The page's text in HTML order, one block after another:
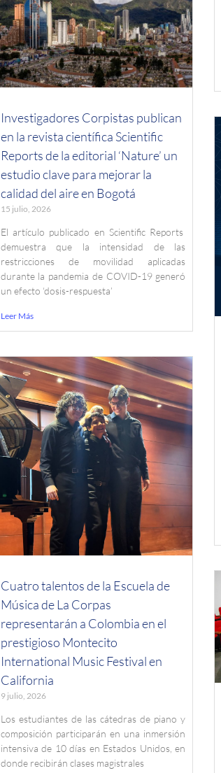
Investigadores Corpistas publican
en la revista científica Scientific
Reports de la editorial ‘Nature’ un
estudio clave para mejorar la
calidad del aire en Bogotá
15 julio, 2026
El artículo publicado en Scientific Reports
demuestra que la intensidad de las
restricciones de movilidad aplicadas
durante la pandemia de COVID-19 generó
un efecto ‘dosis-respuesta’
Leer Más
Cuatro talentos de la Escuela de
Música de La Corpas
representarán a Colombia en el
prestigioso Montecito
International Music Festival en
California
9 julio, 2026
Los estudiantes de las cátedras de piano y
composición participarán en una inmersión
intensiva de 10 días en Estados Unidos, en
donde recibirán clases magistrales